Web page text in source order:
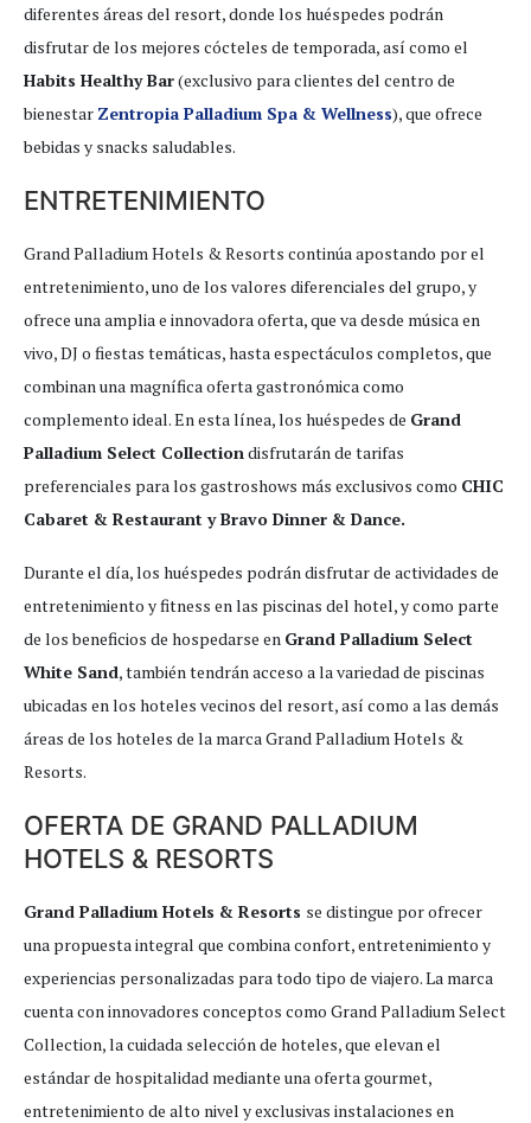
diferentes áreas del resort, donde los huéspedes podrán
disfrutar de los mejores cócteles de temporada, así como el
Habits Healthy Bar(exclusivo para clientes del centro de
bienestar Zentropia Palladium Spa & Wellness), que ofrece
bebidas y snacks saludables.
ENTRETENIMIENTO
Grand Palladium Hotels & Resorts continúa apostando por el
entretenimiento, uno de los valores diferenciales del grupo, y
ofrece una amplia e innovadora oferta, que va desde música en
vivo, DJ o fiestas temáticas, hasta espectáculos completos, que
combinan una magnífica oferta gastronómica como
complemento ideal. En esta línea, los huéspedes de Grand
Palladium Select Collectiondisfrutarán de tarifas
preferenciales para los gastroshows más exclusivos como CHIC
Cabaret & Restaurant y Bravo Dinner & Dance.
Durante el día, los huéspedes podrán disfrutar de actividades de
entretenimiento y fitness en las piscinas del hotel, y como parte
de los beneficios de hospedarse en Grand Palladium Select
White Sand, también tendrán acceso a la variedad de piscinas
ubicadas en los hoteles vecinos del resort, así como a las demás
áreas de los hoteles de la marca Grand Palladium Hotels &
Resorts.
OFERTA DE GRAND PALLADIUM
HOTELS & RESORTS
Grand Palladium Hotels & Resorts se distingue por ofrecer
una propuesta integral que combina confort, entretenimiento y
experiencias personalizadas para todo tipo de viajero. La marca
cuenta con innovadores conceptos como Grand Palladium Select
Collection, la cuidada selección de hoteles, que elevan el
estándar de hospitalidad mediante una oferta gourmet,
entretenimiento de alto nivel y exclusivas instalaciones en